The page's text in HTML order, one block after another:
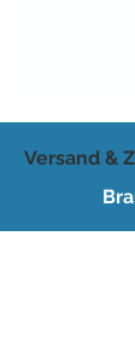
Versand &